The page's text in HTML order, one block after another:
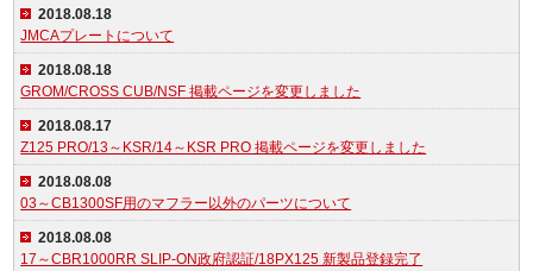
2018.08.18
JMCAプレートについて
2018.08.18
GROM/CROSS CUB/NSF 掲載ページを変更しました
2018.08.17
Z125 PRO/13～KSR/14～KSR PRO 掲載ページを変更しました
2018.08.08
03～CB1300SF用のマフラー以外のパーツについて
2018.08.08
17～CBR1000RR SLIP-ON政府認証/18PX125 新製品登録完了